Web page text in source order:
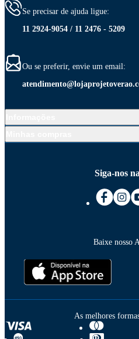
Se precisar de ajuda ligue:
11 2924-9054 / 11 2476 - 5209
Ou se preferir, envie um email:
Siga-nos
Baixe nosso
As melhores